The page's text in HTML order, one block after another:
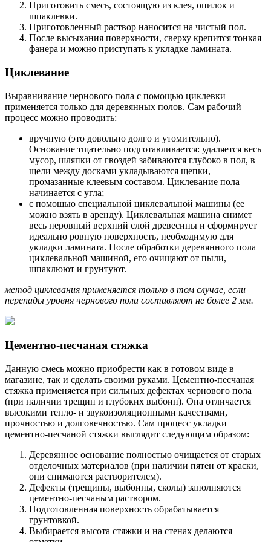
Приготовить смесь, состоящую из клея, опилок и
шпаклевки.
Приготовленный раствор наносится на чистый пол.
После высыхания поверхности, сверху крепится тонкая
фанера и можно приступать к укладке ламината.
Циклевание
Выравнивание чернового пола с помощью циклевки
применяется только для деревянных полов. Сам рабочий
процесс можно проводить:
вручную (это довольно долго и утомительно).
Основание тщательно подготавливается: удаляется весь
мусор, шляпки от гвоздей забиваются глубоко в пол, в
щели между досками укладываются щепки,
промазанные клеевым составом. Циклевание пола
начинается с угла;
с помощью специальной циклевальной машины (ее
можно взять в аренду). Циклевальная машина снимет
весь неровный верхний слой древесины и сформирует
идеально ровную поверхность, необходимую для
укладки ламината. После обработки деревянного пола
циклевальной машиной, его очищают от пыли,
шпаклюют и грунтуют.
метод циклевания применяется только в том случае, если
перепады уровня чернового пола составляют не более 2 мм.
Цементно-песчаная стяжка
Данную смесь можно приобрести как в готовом виде в
магазине, так и сделать своими руками. Цементно-песчаная
стяжка применяется при сильных дефектах чернового пола
(при наличии трещин и глубоких выбоин). Она отличается
высокими тепло- и звукоизоляционными качествами,
прочностью и долговечностью. Сам процесс укладки
цементно-песчаной стяжки выглядит следующим образом:
Деревянное основание полностью очищается от старых
отделочных материалов (при наличии пятен от краски,
они снимаются растворителем).
Дефекты (трещины, выбоины, сколы) заполняются
цементно-песчаным раствором.
Подготовленная поверхность обрабатывается
грунтовкой.
Выбирается высота стяжки и на стенах делаются